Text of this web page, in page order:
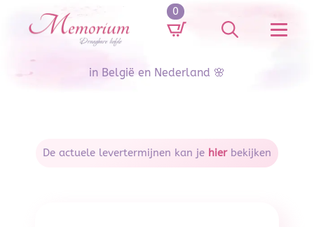
0
for:
in België en Nederland 🌸
De actuele levertermijnen kan je hier bekijken